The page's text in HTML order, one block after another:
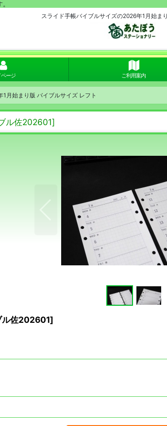
スライド手帳バイブルサイズの2026年1月始ま
ージ ご利用案内
1月始まり版 バイブルサイズ レフト
ル佐202601]
ル佐202601]